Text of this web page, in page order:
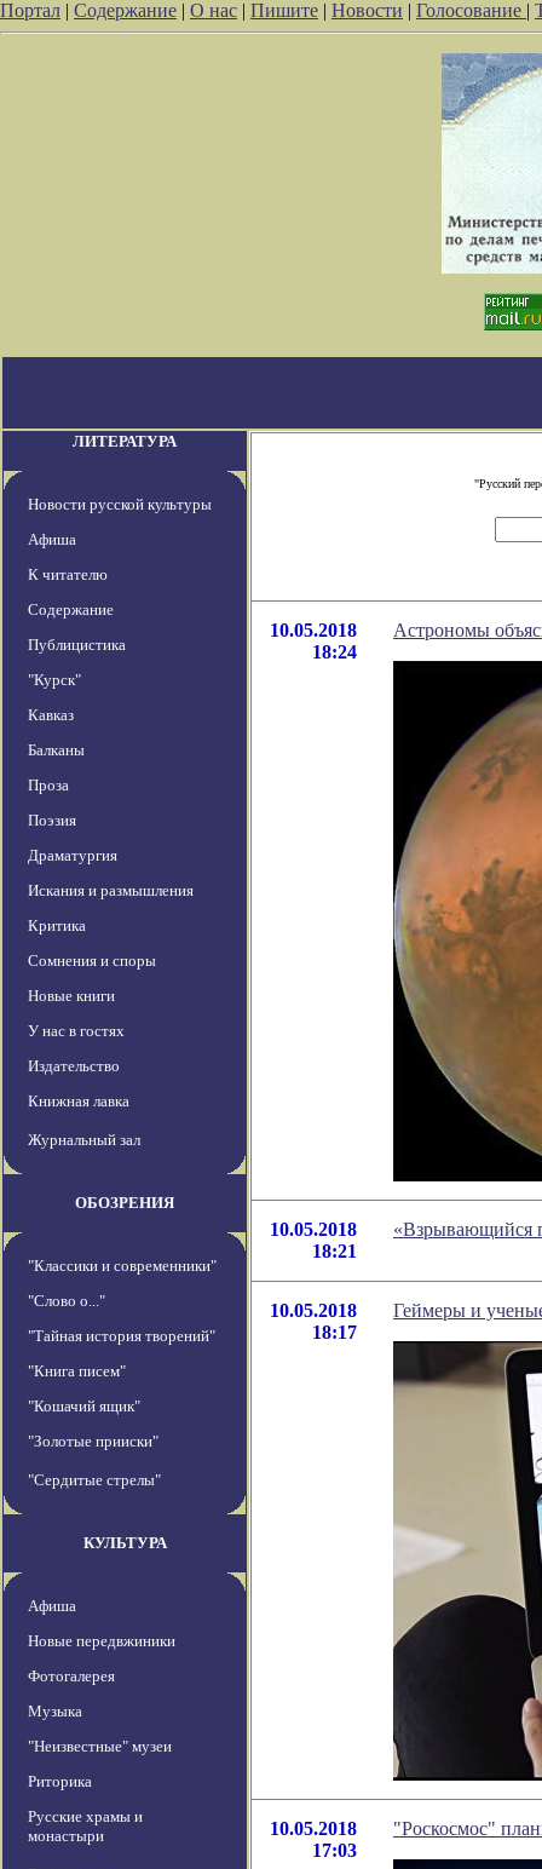
Портал | Содержание | О нас | Пишите | Новости | Голосование |
ЛИТЕРАТУРА
Новости русской культуры
Афиша
К читателю
Содержание
Публицистика
"Курск"
Кавказ
Балканы
Проза
Поэзия
Драматургия
Искания и размышления
Критика
Сомнения и споры
Новые книги
У нас в гостях
Издательство
Книжная лавка
Журнальный зал
ОБОЗРЕНИЯ
"Классики и современники"
"Слово о..."
"Тайная история творений"
"Книга писем"
"Кошачий ящик"
"Золотые прииски"
"Сердитые стрелы"
КУЛЬТУРА
Афиша
Новые передвжиники
Фотогалерея
Музыка
"Неизвестные" музеи
Риторика
Русские храмы и
монастыри
"Русский
10.05.2018
18:24
Астрономы
10.05.2018
18:21
«Взрывающийся
10.05.2018
18:17
Геймеры и
10.05.2018
17:03
"Роскосмос"